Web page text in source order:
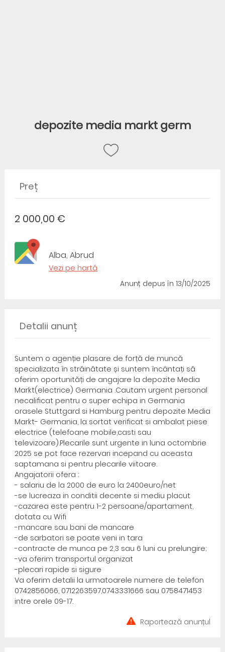
depozite media markt germ
Preț
2 000,00 €
Alba, Abrud
Vezi pe hartă
Anunț depusîn 13/10/2025
Detalii anunț
Suntem o agenție plasare de forță de muncă
specializata în străinătate și suntem încântați să
oferim oportunități de angajare la depozite Media
Markt(electrice) Germania .Cautam urgent personal
necalificat pentru o super echipa in Germania
orasele Stuttgard si Hamburg pentru depozite Media
Markt- Germania, la sortat verificat si ambalat piese
electrice (telefoane mobile,casti sau
televizoare).Plecarile sunt urgente in luna octombrie
2025 se pot face rezervari incepand cu aceasta
saptamana si pentru plecarile viitoare.
Angajatorii ofera :
- salariu de la 2000 de euro la 2400euro/net
-se lucreaza in conditii decente si mediu placut
-cazarea este pentru 1-2 persoane/apartament,
dotata cu Wifi
-mancare sau bani de mancare
-de sarbatori se poate veni in tara
-contracte de munca pe 2,3 sau 6 luni cu prelungire;
-va oferim transportul organizat
-plecari rapide si sigure
Va oferim detalii la urmatoarele numere de telefon
0742856066, 0712263597,0743331666 sau 0758471453
intre orele 09-17.
Raportează anunțul